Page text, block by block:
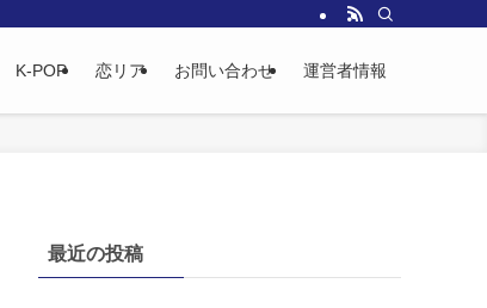
K-POP 恋リア お問い合わせ 運営者情報
最近の投稿